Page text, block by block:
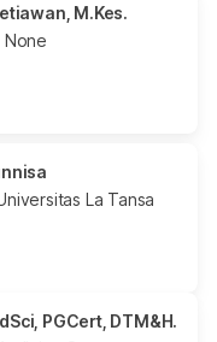
M.Kes.
None
La Tansa
PGCert, DTM&H.